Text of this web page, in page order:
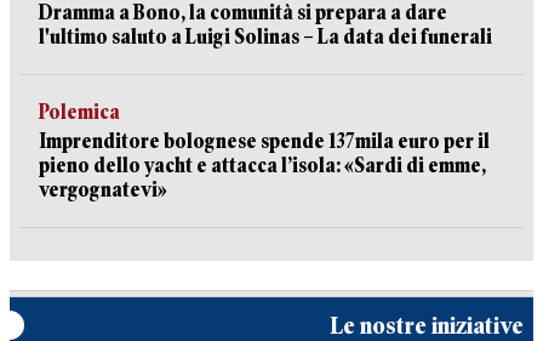
Dramma a Bono, la comunità si prepara a dare
l'ultimo saluto a Luigi Solinas – La data dei funerali
Polemica
Imprenditore bolognese spende 137mila euro per il
pieno dello yacht e attacca l’isola: «Sardi di emme,
vergognatevi»
Le nostre iniziative